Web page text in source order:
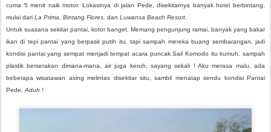
cuma 5 menit naik motor. Lokasinya di jalan Pede, disekitarnya banyak hotel berbintang,
mulai dari La Prima, Bintang Flores, dan Luwansa Beach Resort.
Untuk suasana sekitar pantai, kotor banget. Memang pengunjung ramai, banyak yang bakar
ikan di tepi pantai yang berpasir putih itu, tapi sampah mereka buang sembarangan, jadi
kondisi pantai yang sempat menjadi tempat acara puncak Sail Komodo itu kumuh, sampah
plastik berserakan dimana-mana, air juga keruh, sayang sekali ! Aku merasa malu, ada
beberapa wisatawan asing melintas disekitar situ, sambil menatap sendu kondisi Pantai
Pede, Aduh !